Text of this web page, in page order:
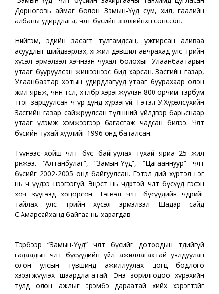
Дорноговь аймаг болон Замын-Үүд сум, хил, гаалийн
албаны удирдлага, чөлөөт бүсийн зөвлөлийнхөн сонссон.
Нийгэм, эдийн засагт тулгамдсан, ужгирсан аливаа
асуудлыг шийдвэрлэх, хөгжил дэвшил авчрахад улс төрийн
хүсэл эрмэлзэл хэчнээн чухал болохыг Улаанбаатарын
утааг бууруулсан жишээнээс бид харсан. Засгийн газар,
Улаанбаатар хотын удирдлагууд утааг буурахаар олон
жил ярьж, өчнөөн төсөл, хөтөлбөр хэрэгжүүлэн 800 орчим тэрбум
төгрөг зарцуулсан ч үр дүнд хүрээгүй. Гэтэл У.Хүрэлсүхийн
Засгийн газар сайжруулсан түлшний үйлдвэр барьснаар
утааг үлэмж хэмжээгээр багасгаж чадсан билээ. Чөлөөт
бүсийн тухай хуулийг 1996 онд баталсан.
Түүнээс хойш чөлөөт бүс байгуулах тухай яриа 25 жил
өрнөжээ. “Алтанбулаг”, “Замын-Үүд”, “Цагааннуур” чөлөөт
бүсийг 2002-2005 онд байгуулсан. Гэтэл өдий хүртэл нэг
нь ч үүдээ нээгээгүй. Эцэст нь чөдөртэй чөлөөт бүсүүд гэсэн
хоч зүүгээд хоцорсон. Тэгвэл чөлөөт бүсүүдийн чөдрийг
тайлах улс төрийн хүсэл эрмэлзэл Шадар сайд
С.Амарсайханд байгаа нь харагдав.
Тэрбээр “Замын-Үүд” чөлөөт бүсийг дотоодын төдийгүй
гадаадын чөлөөт бүсүүдийн үйл ажиллагаатай уялдуулан
олон улсын түвшинд ажиллуулах цогц бодлого
хэрэгжүүлэх шаардлагатай. Энэ зорилгодоо хүрэхийн
тулд олон ажлыг эрэмбэ дараатай хийх хэрэгтэйг